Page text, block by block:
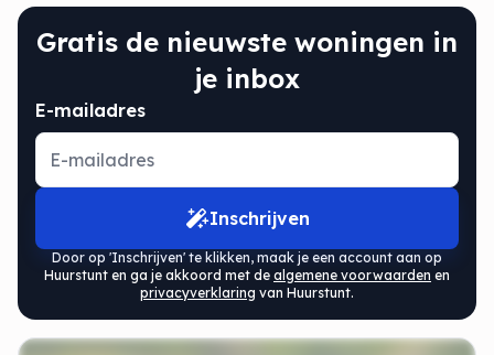
Gratis de nieuwste woningen in
je inbox
E-mailadres
Inschrijven
Door op 'Inschrijven' te klikken, maak je een account aan op
Huurstunt en ga je akkoord met de algemene voorwaarden en
privacyverklaring van Huurstunt.